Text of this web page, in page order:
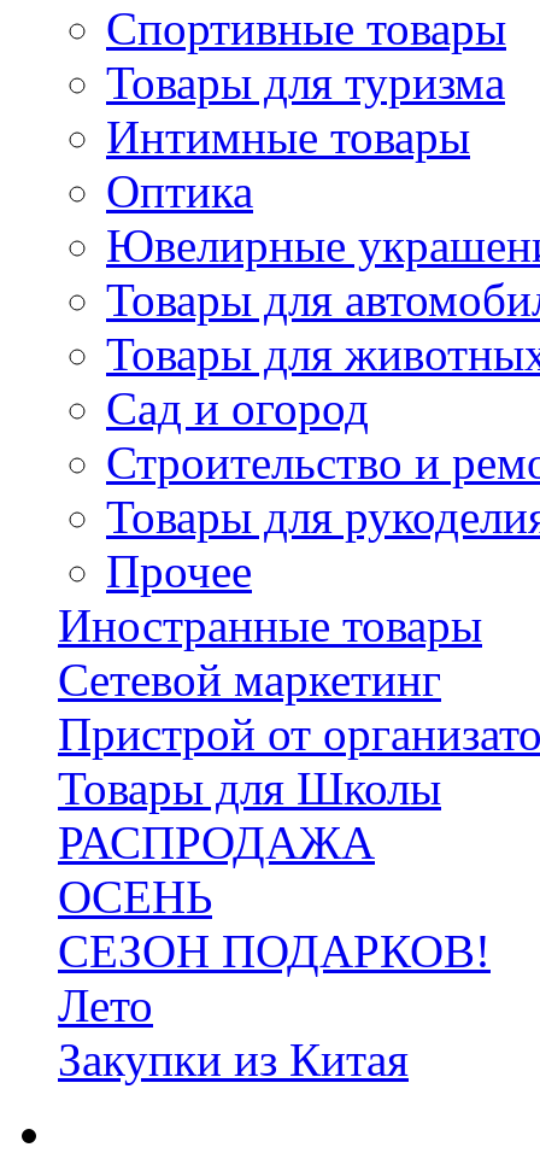
Спортивные товары
Товары для туризма
Интимные товары
Оптика
Ювелирные
Товары для
Товары для
Сад и огород
Строительство и
Товары для
Прочее
Иностранные товары
Сетевой маркетинг
Пристрой от
Товары для Школы
РАСПРОДАЖА
ОСЕНЬ
СЕЗОН ПОДАРКОВ!
Лето
Закупки из Китая